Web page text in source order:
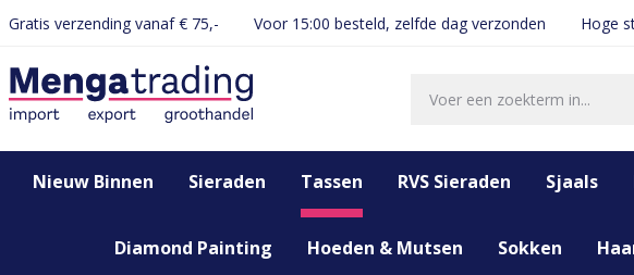
Ga naar de hoofdnavigatie
Gratis verzending vanaf € 75,- Voor 15:00 besteld, zelfde dag verzonden Hoge
Nieuw Binnen Sieraden Tassen RVS Sieraden Sjaals
Diamond Painting Hoeden & Mutsen Sokken